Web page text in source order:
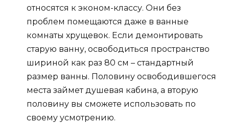
относятся к эконом-классу. Они без
проблем помещаются даже в ванные
комнаты хрущевок. Если демонтировать
старую ванну, освободиться пространство
шириной как раз 80 см – стандартный
размер ванны. Половину освободившегося
места займет душевая кабина, а вторую
половину вы сможете использовать по
своему усмотрению.